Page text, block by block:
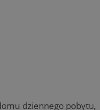
dziennego pobytu,